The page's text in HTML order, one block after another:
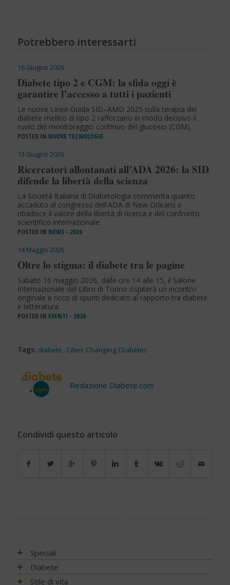
Potrebbero interessarti
16 Giugno 2026
Diabete tipo 2 e CGM: la sfida oggi è
garantire l’accesso a tutti i pazienti
Le nuove Linee Guida SID–AMD 2025 sulla terapia del
diabete mellito di tipo 2 rafforzano in modo decisivo il
ruolo del monitoraggio continuo del glucosio (CGM).
POSTED IN NUOVE TECNOLOGIE
13 Giugno 2026
Ricercatori allontanati all’ADA 2026: la SID
difende la libertà della scienza
La Società Italiana di Diabetologia commenta quanto
accaduto al congresso dell'ADA di New Orleans e
ribadisce il valore della libertà di ricerca e del confronto
scientifico internazionale.
POSTED IN NEWS - 2026
14 Maggio 2026
Oltre lo stigma: il diabete tra le pagine
Sabato 16 maggio 2026, dalle ore 14 alle 15, il Salone
Internazionale del Libro di Torino ospiterà un incontro
originale e ricco di spunti dedicato al rapporto tra diabete
e letteratura.
POSTED IN EVENTI - 2026
Tags: diabete, Cities Changing Diabetes
Redazione Diabete.com
Condividi questo articolo
Speciali
Antiossidanti e radicali liberi
Assistenza e diabete
Diabete
Impatto socio-sanitario
Stile di vita